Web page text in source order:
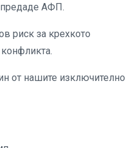
предаде АФП.
риск за крехкото
от нашите изключително